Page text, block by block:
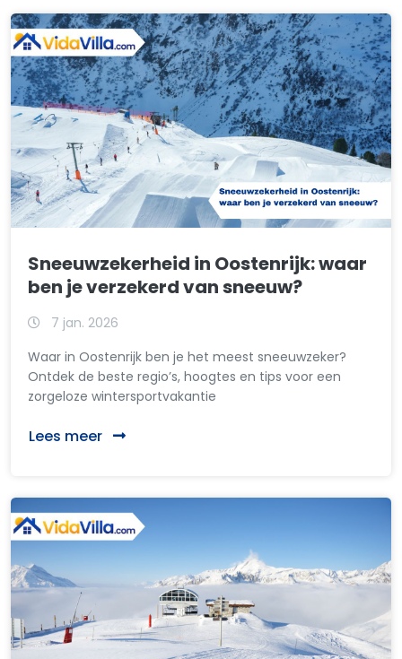
Sneeuwzekerheid in Oostenrijk: waar
ben je verzekerd van sneeuw?
7 jan. 2026
Waar in Oostenrijk ben je het meest sneeuwzeker?
Ontdek de beste regio’s, hoogtes en tips voor een
zorgeloze wintersportvakantie
Lees meer